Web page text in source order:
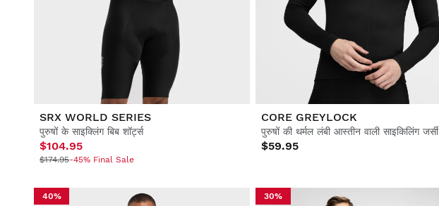
सभी देखें पुरुष
सभी देखें महिलाएँ
सभी देखें बच्चे
SRX WORLD SERIES
पुरुषों के साइक्लिंग बिब शॉर्ट्स
$104.95
$174.95-45% Final Sale
CORE GREYLOCK
पुरुषों की थर्मल लंबी आस्तीन वाली साइकिलिंग जर्सी
$59.95
40% 30%